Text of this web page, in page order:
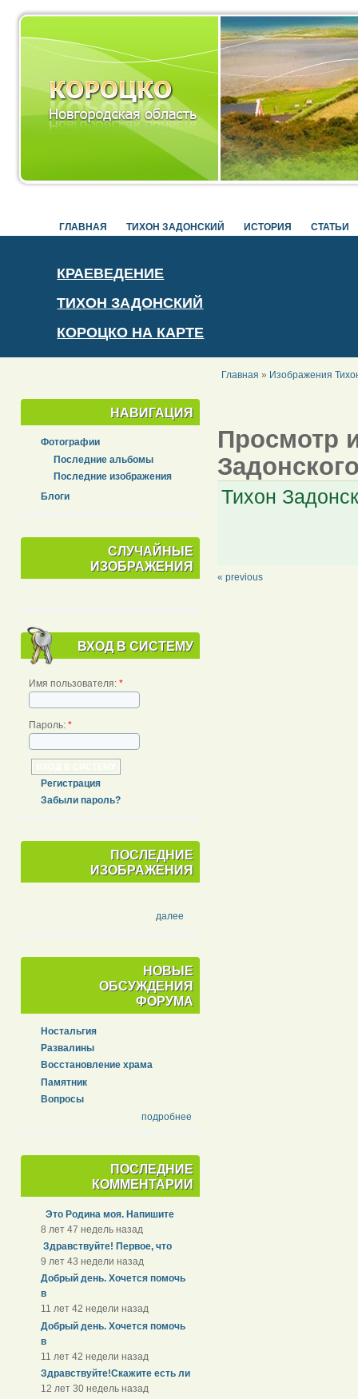
ГЛАВНАЯ ТИХОН ЗАДОНСКИЙ ИСТОРИЯ СТАТЬИ
КРАЕВЕДЕНИЕ
ТИХОН ЗАДОНСКИЙ
КОРОЦКО НА КАРТЕ
Главная » Изображения
НАВИГАЦИЯ
Фотографии
Последние альбомы
Последние изображения
Блоги
СЛУЧАЙНЫЕ
ИЗОБРАЖЕНИЯ
ВХОД В СИСТЕМУ
Имя пользователя: *
Пароль: *
Регистрация
Забыли пароль?
ПОСЛЕДНИЕ
ИЗОБРАЖЕНИЯ
далее
НОВЫЕ
ОБСУЖДЕНИЯ
ФОРУМА
Ностальгия
Развалины
Восстановление храма
Памятник
Вопросы
подробнее
ПОСЛЕДНИЕ
КОММЕНТАРИИ
Это Родина моя. Напишите
8 лет 47 недель назад
Здравствуйте! Первое, что
9 лет 43 недели назад
Добрый день. Хочется помочь
в
11 лет 42 недели назад
Добрый день. Хочется помочь
в
11 лет 42 недели назад
Здравствуйте!Скажите есть ли
12 лет 30 недель назад
Просмотр
Тихон
« previous